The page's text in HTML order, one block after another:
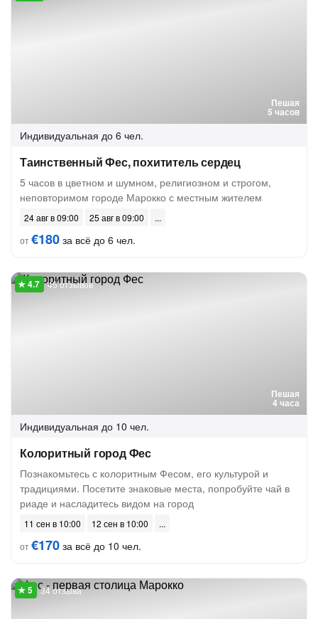
Пешая
5 часов
Индивидуальная до 6 чел.
Таинственный Фес, похититель сердец
5 часов в цветном и шумном, религиозном и строгом,
неповторимом городе Марокко с местным жителем
24 авг в 09:00
25 авг в 09:00
от€180 за всё до 6 чел.
Пешая
4 часа
45 отзывов
Индивидуальная до 10 чел.
Колоритный город Фес
Познакомьтесь с колоритным Фесом, его культурой и
традициями. Посетите знаковые места, попробуйте чай в
риаде и насладитесь видом на город
11 сен в 10:00
12 сен в 10:00
от€170 за всё до 10 чел.
34 отзыва